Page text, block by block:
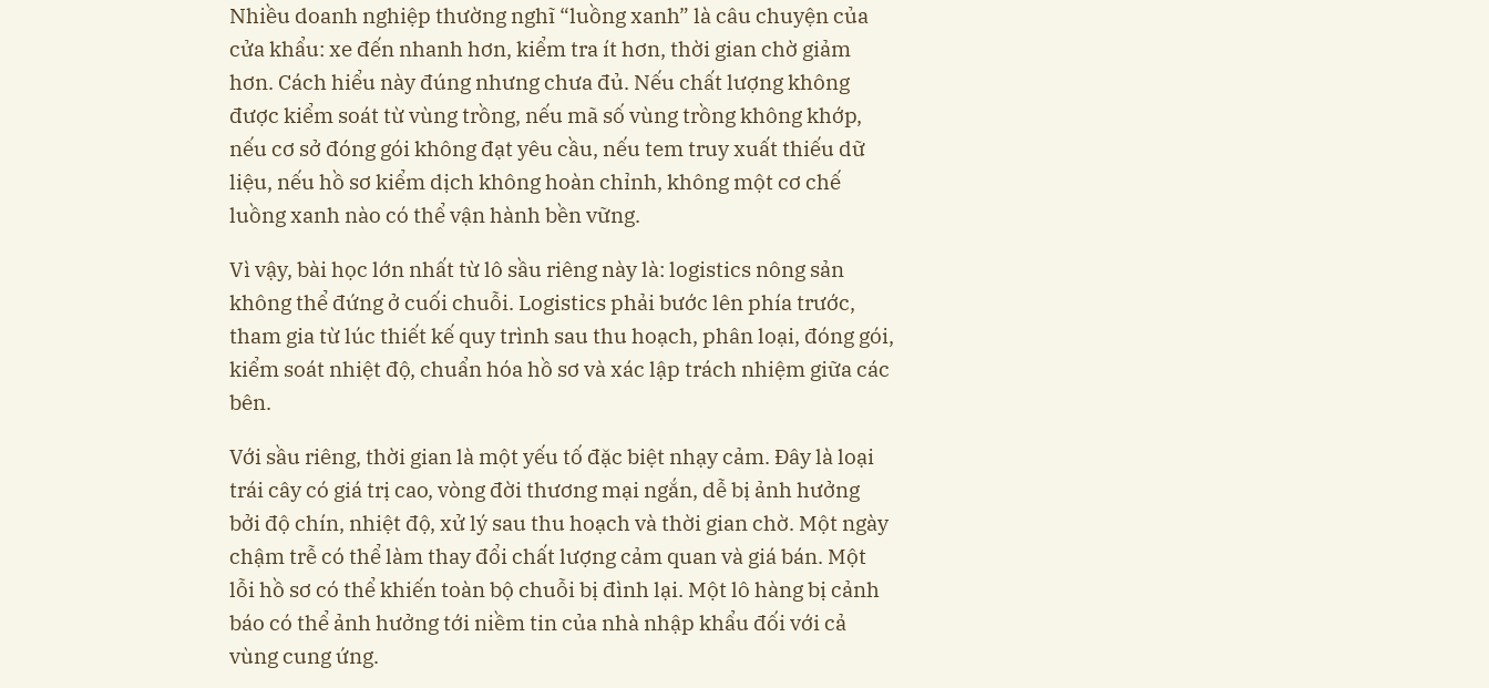
Nhiều doanh nghiệp thường nghĩ “luồng xanh” là câu chuyện của
cửa khẩu: xe đến nhanh hơn, kiểm tra ít hơn, thời gian chờ giảm
hơn. Cách hiểu này đúng nhưng chưa đủ. Nếu chất lượng không
được kiểm soát từ vùng trồng, nếu mã số vùng trồng không khớp,
nếu cơ sở đóng gói không đạt yêu cầu, nếu tem truy xuất thiếu dữ
liệu, nếu hồ sơ kiểm dịch không hoàn chỉnh, không một cơ chế
luồng xanh nào có thể vận hành bền vững.
Vì vậy, bài học lớn nhất từ lô sầu riêng này là: logistics nông sản
không thể đứng ở cuối chuỗi. Logistics phải bước lên phía trước,
tham gia từ lúc thiết kế quy trình sau thu hoạch, phân loại, đóng gói,
kiểm soát nhiệt độ, chuẩn hóa hồ sơ và xác lập trách nhiệm giữa các
bên.
Với sầu riêng, thời gian là một yếu tố đặc biệt nhạy cảm. Đây là loại
trái cây có giá trị cao, vòng đời thương mại ngắn, dễ bị ảnh hưởng
bởi độ chín, nhiệt độ, xử lý sau thu hoạch và thời gian chờ. Một ngày
chậm trễ có thể làm thay đổi chất lượng cảm quan và giá bán. Một
lỗi hồ sơ có thể khiến toàn bộ chuỗi bị đình lại. Một lô hàng bị cảnh
báo có thể ảnh hưởng tới niềm tin của nhà nhập khẩu đối với cả
vùng cung ứng.